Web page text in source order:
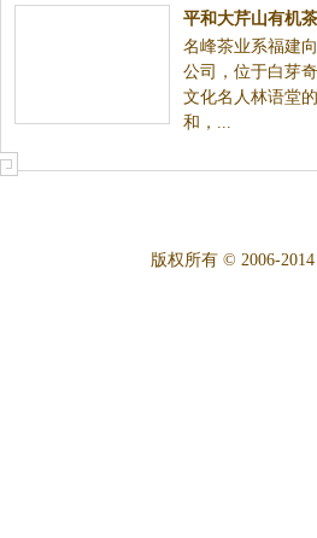
平和大芹山有机
山白芽奇
名峰茶业系福建
公司，位于白芽
文化名人林语堂
和，...
版权所有 © 2006-